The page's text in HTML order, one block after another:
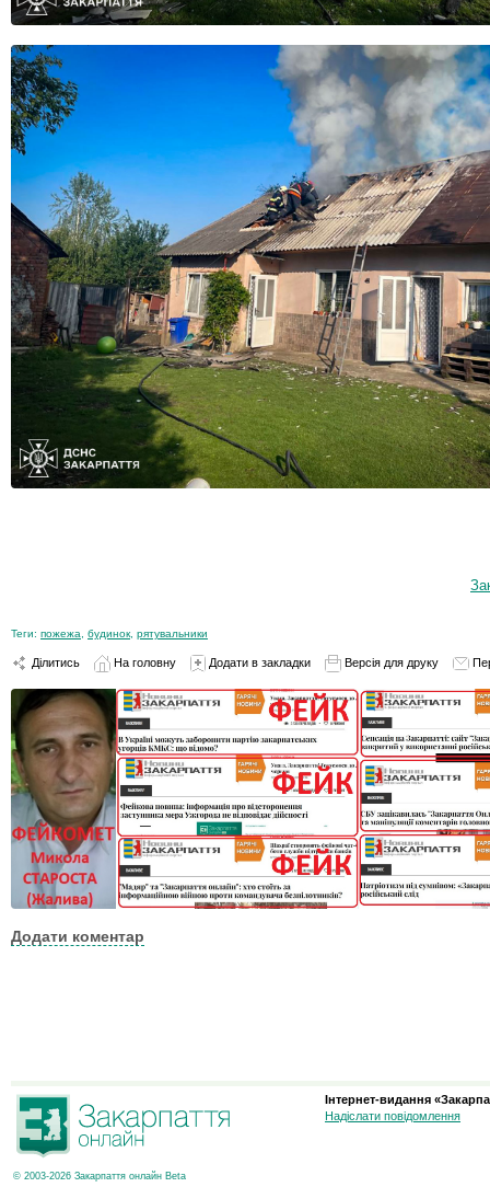
Теги: пожежа будинок рятувальники
Ділитись На головну Додати в закладки Версія для друку
Додати коментар
© 2003-2026 Закарпаття онлайн Beta
Інтернет-видання
Надіслати повідомлення